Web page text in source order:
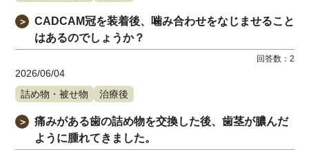
＞
CADCAM冠を装着後、噛み合わせをなじませること
はあるのでしょうか？
回答数： 2
2026/06/04
詰め物・被せ物
治療後
＞
痛みがある歯の詰め物を交換した後、歯茎が膿んだ
ように腫れてきました。